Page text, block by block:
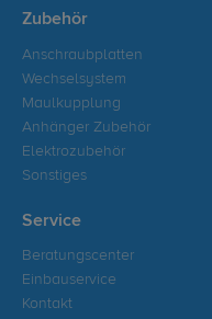
Zubehör
Anschraubplatten
Wechselsystem
Maulkupplung
Anhänger Zubehör
Elektrozubehör
Sonstiges
Service
Beratungscenter
Einbauservice
Kontakt